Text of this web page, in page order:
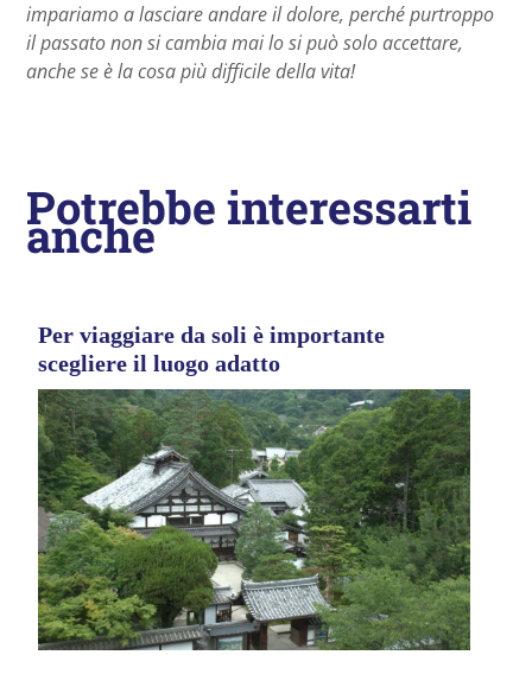
impariamo a lasciare andare il dolore, perché purtroppo
il passato non si cambia mai lo si può solo accettare,
anche se è la cosa più difficile della vita!
Potrebbe interessarti
anche
Per viaggiare da soli è importante
scegliere il luogo adatto